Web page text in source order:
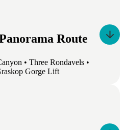
Route
• Three Rondavels •
Gorge Lift